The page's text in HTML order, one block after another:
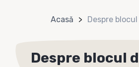
Acasă Despre
Despre blocul